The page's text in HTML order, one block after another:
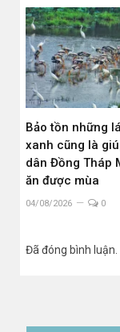
Bảo tồn những
xanh cũng là
dân Đồng Tháp
ăn được mùa
04/08/2026 0
Đã đóng bình luận.